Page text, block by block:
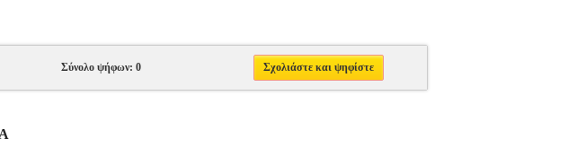
Σύνολο ψήφων: 0 Σχολιάστε και ψηφίστε